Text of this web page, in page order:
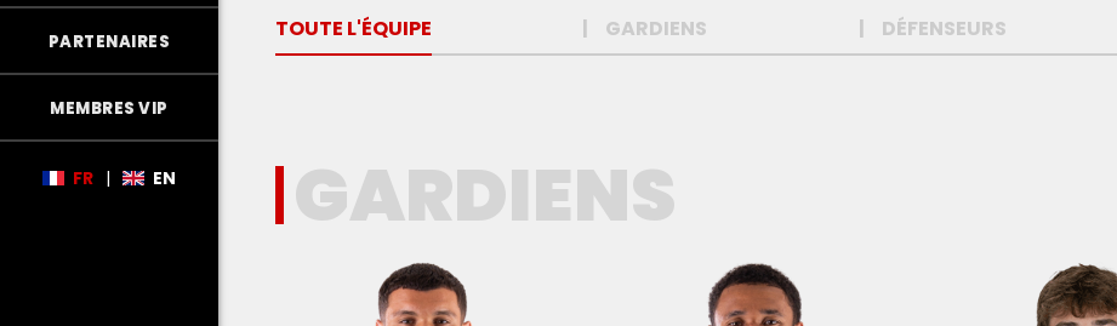
PARTENAIRES
MEMBRES VIP
FR | EN
TOUTE L'ÉQUIPE GARDIENS DÉFENSEURS
GARDIENS